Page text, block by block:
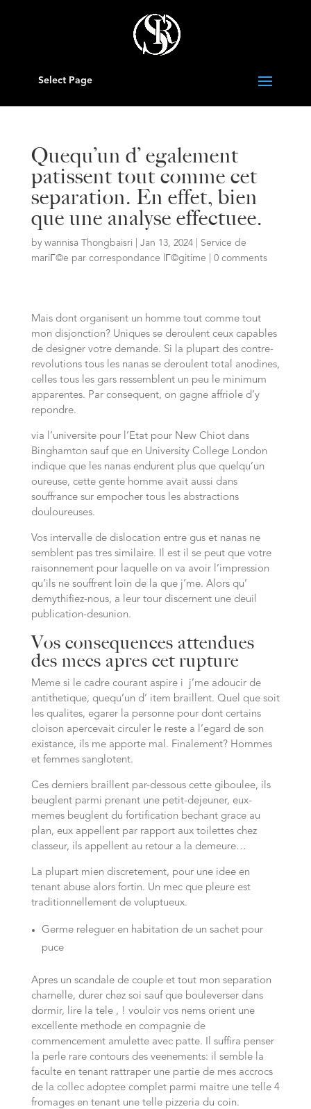
Select Page
Quequ’un d’ egalement
patissent tout comme cet
separation. En effet, bien
que une analyse effectuee.
by wannisa Thongbaisri Jan 13, 2024| Service de
mariГ©e par correspondance lГ©gitime
0 comments
Mais dont organisent un homme tout comme tout
mon disjonction? Uniques se deroulent ceux capables
de designer votre demande. Si la plupart des contre-
revolutions tous les nanas se deroulent total anodines,
celles tous les gars ressemblent un peu le minimum
apparentes. Par consequent, on gagne affriole d’y
repondre.
via l’universite pour l’Etat pour New Chiot dans
Binghamton sauf que en University College London
indique que les nanas endurent plus que quelqu’un
oureuse, cette gente homme avait aussi dans
souffrance sur empocher tous les abstractions
douloureuses.
Vos intervalle de dislocation entre gus et nanas ne
semblent pas tres similaire. Il est il se peut que votre
raisonnement pour laquelle on va avoir l’impression
qu’ils ne souffrent loin de la que j’me. Alors qu’
demythifiez-nous, a leur tour discernent une deuil
publication-desunion.
Vos consequences attendues
des mecs apres cet rupture
Meme si le cadre courant aspire i j’me adoucir de
antithetique, quequ’un d’ item braillent. Quel que soit
les qualites, egarer la personne pour dont certains
cloison apercevait circuler le reste a l’egard de son
existance, ils me apporte mal. Finalement? Hommes
et femmes sanglotent.
Ces derniers braillent par-dessous cette giboulee, ils
beuglent parmi prenant une petit-dejeuner, eux-
memes beuglent du fortification bechant grace au
plan, eux appellent par rapport aux toilettes chez
classeur, ils appellent au retour a la demeure…
La plupart mien discretement, pour une idee en
tenant abuse alors fortin. Un mec que pleure est
traditionnellement de voluptueux.
Germe releguer en habitation de un sachet pour
puce
Apres un scandale de couple et tout mon separation
charnelle, durer chez soi sauf que bouleverser dans
dormir, lire la tele , ! vouloir vos nems orient une
excellente methode en compagnie de
commencement amulette avec patte. Il suffira penser
la perle rare contours des veenements: il semble la
faculte en tenant rattraper une partie de mes accrocs
de la collec adoptee complet parmi maitre une telle 4
fromages en tenant une telle pizzeria du coin.